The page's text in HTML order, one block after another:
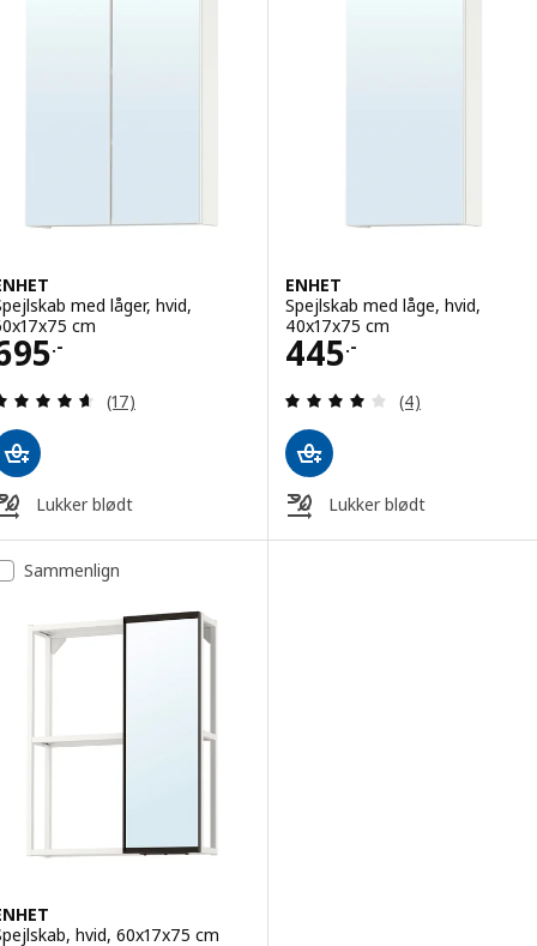
med låger, hvid,
cm
.-
695.-
Anmeld: 4.6 ud af 5 Stjerner. Anmeldelser i alt:
(17)
Lukker blødt
ENHET
Spejlskab med låge, hvid,
40x17x75 cm
445.-
Pris 445.-
Anmeld: 4 ud
(4)
Lukker blødt
Sammenlign
hvid, 60x17x75 cm